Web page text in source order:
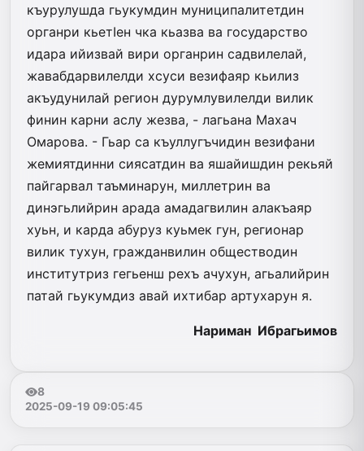
къурулушда гьукумдин муниципалитетдин
органри кьетIен чка кьазва ва государство
идара ийизвай вири органрин садвилелай,
жавабдарвилелди хсуси везифаяр кьилиз
акъудунилай регион дурумлувилелди вилик
финин карни аслу жезва, - лагьана Махач
Омарова. - Гьар са къуллугъчидин везифани
жемиятдинни сиясатдин ва яшайишдин рекьяй
пайгарвал таъминарун, миллетрин ва
динэгьлий­рин арада амадагвилин ала­къаяр
хуьн, и карда абуруз куьмек гун, регионар
вилик тухун, гражданвилин обществодин
институтриз гегьенш рехъ ачухун, агьалийрин
патай гьукумдиз авай ихтибар артухарун я.
Нариман Ибрагьимов
8
2025-09-19 09:05:45